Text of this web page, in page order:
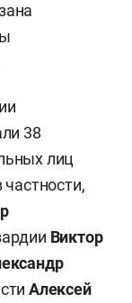
38
лиц
Виктор
Алексей